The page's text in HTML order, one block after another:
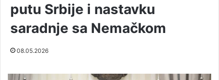
putu Srbije i nastavku
saradnje sa Nemačkom
08.05.2026